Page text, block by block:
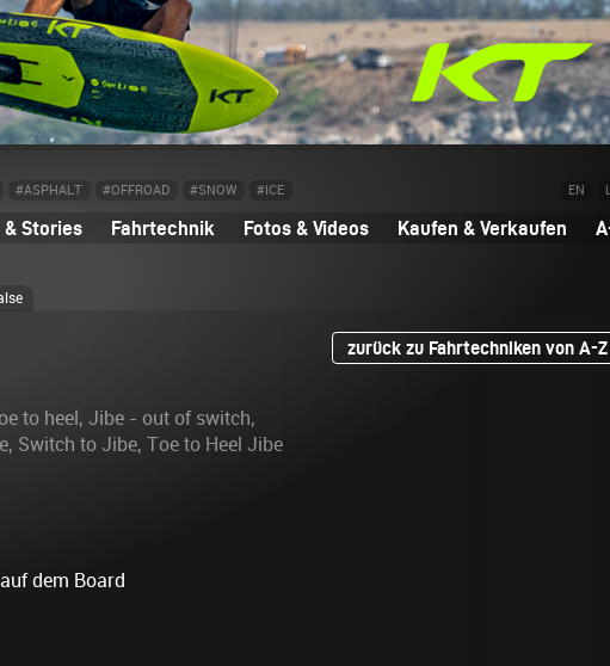
#ASPHALT #OFFROAD #SNOW #ICE EN
& Stories Fahrtechnik Fotos & Videos Kaufen & Verkaufen
zurück zu Fahrtechniken von A-Z
to heel, Jibe - out of switch,
Switch to Jibe, Toe to Heel Jibe
dem Board